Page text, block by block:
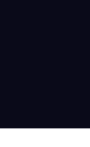
po
barier